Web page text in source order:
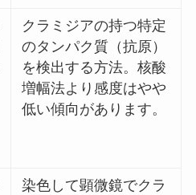
クラミジアの持つ特定
のタンパク質（抗原）
を検出する方法。核酸
増幅法より感度はやや
低い傾向があります。
染色して顕微鏡でクラ